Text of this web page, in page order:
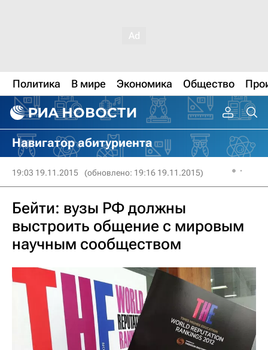
Политика В мире Экономика Общество
Навигатор абитуриента
19:03 19.11.2015 (обновлено: 19:16 19.11.2015)
Бейти: вузы РФ должны
выстроить общение с мировым
научным сообществом